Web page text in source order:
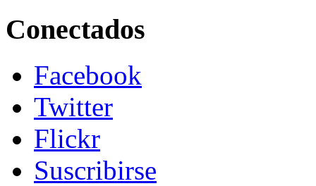
Conectados
Facebook
Twitter
Flickr
Suscribirse